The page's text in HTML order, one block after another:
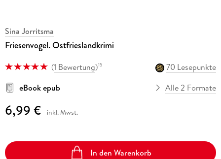
Sina Jorritsma
Friesenvogel. Ostfrieslandkrimi
(1 Bewertung)15
70 Lesepunkte
eBook epub
Alle 2 Formate
6,99 € inkl. Mwst.
In den Warenkorb